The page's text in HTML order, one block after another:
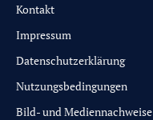
Kontakt
Impressum
Datenschutzerklärung
Nutzungsbedingungen
Bild- und Mediennachweise